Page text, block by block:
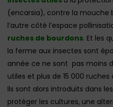
(encarsia), contre la
l’autre côté l’espace
ruches de bourdons. Et les
la ferme aux insectes sont
année ce ne sont pas moins
utiles et plus de 15 000
Ils sont alors introduits dans
protéger les cultures, une